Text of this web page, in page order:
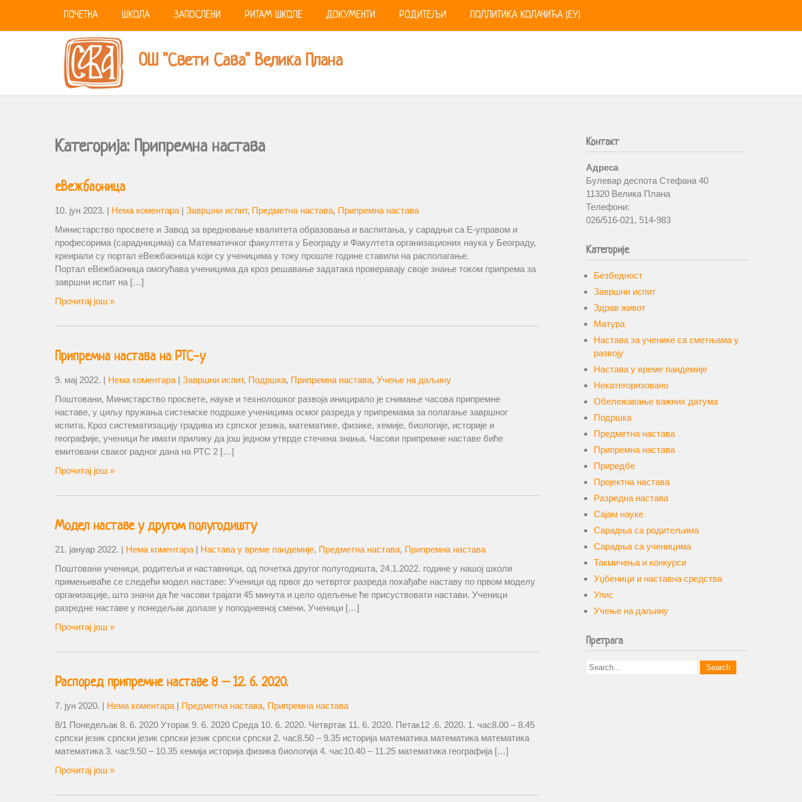
ПОЧЕТНА ШКОЛА ЗАПОСЛЕНИ РИТАМ ШКОЛЕ ДОКУМЕНТИ РОДИТЕЉИ ПОЛЛИТИКА КОЛАЧИЋА (ЕУ)
ОШ "Свети Сава" Велика Плана
Категорија: Припремна настава
еВежбаоница
10. јун 2023. | Нема коментара | Завршни испит, Предметна настава, Припремна настава
Министарство просвете и Завод за вредновање квалитета образовања и васпитања, у сарадњи са Е-управом и
професорима (сарадницима) са Математичког факултета у Београду и Факултета организационих наука у Београду,
креирали су портал еВежбаоница који су ученицима у току прошле године ставили на располагање.
Портал еВежбаоница омогућава ученицима да кроз решавање задатака проверавају своје знање током припрема за
завршни испит на […]
Прочитај још »
Припремна настава на РТС-у
9. мај 2022. | Нема коментара | Завршни испит, Подршка, Припремна настава, Учење на даљину
Поштовани, Министарство просвете, науке и технолошког развоја иницирало је снимање часова припремне
наставе, у циљу пружања системске подршке ученицима осмог разреда у припремама за полагање завршног
испита. Кроз систематизацију градива из српског језика, математике, физике, хемије, биологије, историје и
географије, ученици ће имати прилику да још једном утврде стечена знања. Часови припремне наставе биће
емитовани сваког радног дана на РТС 2 […]
Прочитај још »
Модел наставе у другом полугодишту
21. јануар 2022. | Нема коментара | Настава у време пандемије, Предметна настава, Припремна настава
Поштовани ученици, родитељи и наставници, од почетка другог полугодишта, 24.1.2022. године у нашој школи
примењиваће се следећи модел наставе: Ученици од првог до четвртог разреда похађаће наставу по првом моделу
организације, што значи да ће часови трајати 45 минута и цело одељење ће присуствовати настави. Ученици
разредне наставе у понедељак долазе у поподневној смени. Ученици […]
Прочитај још »
Распоред припремне наставе 8 – 12. 6. 2020.
7. јун 2020. | Нема коментара | Предметна настава, Припремна настава
8/1 Понедељак 8. 6. 2020 Уторак 9. 6. 2020 Среда 10. 6. 2020. Четвртак 11. 6. 2020. Петак12 .6. 2020. 1. час8.00 – 8.45
српски језик српски језик српски језик српски српски 2. час8.50 – 9.35 историја математика математика математика
математика 3. час9.50 – 10.35 хемија историја физика биологија 4. час10.40 – 11.25 математика географија […]
Прочитај још »
Контакт
Адреса
Булевар деспота Стефана 40
11320 Велика Плана
Телефони:
026/516-021, 514-983
Категорије
Безбедност
Завршни испит
Здрав живот
Матура
Настава за ученике са сметњама у
развоју
Настава у време пандемије
Некатегоризовано
Обележавање важних датума
Подршка
Предметна настава
Припремна настава
Приредбе
Пројектна настава
Разредна настава
Сајам науке
Сарадња са родитељима
Сарадња са ученицима
Такмичења и конкурси
Уџбеници и наставна средства
Упис
Учење на даљину
Претрага